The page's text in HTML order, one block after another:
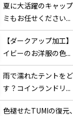
夏に大活躍のキャッ
ミもお任せください...
【ダークアップ加工
イビーのお洋服の色...
雨で濡れたテントを
す？コインランドリ...
色褪せたTUMIの復元